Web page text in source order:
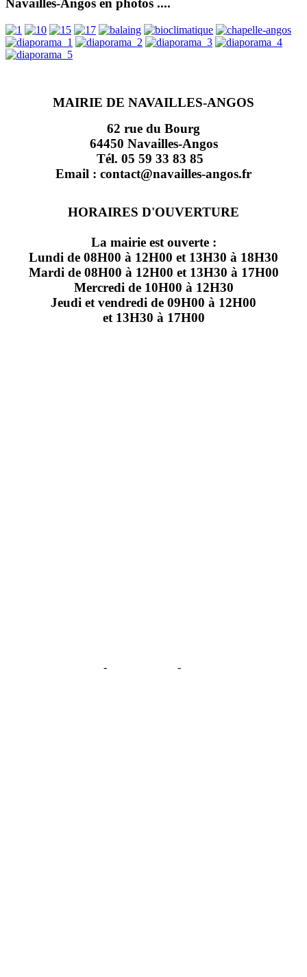
Navailles-Angos en photos ....
MAIRIE DE NAVAILLES-ANGOS
62 rue du Bourg
64450 Navailles-Angos
Tél. 05 59 33 83 85
Email : contact@navailles-angos.fr
HORAIRES D'OUVERTURE
La mairie est ouverte :
Lundi de 08H00 à 12H00 et 13H30 à 18H30
Mardi de 08H00 à 12H00 et 13H30 à 17H00
Mercredi de 10H00 à 12H30
Jeudi et vendredi de 09H00 à 12H00
et 13H30 à 17H00
- -